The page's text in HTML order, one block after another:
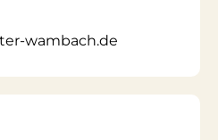
wambach.de